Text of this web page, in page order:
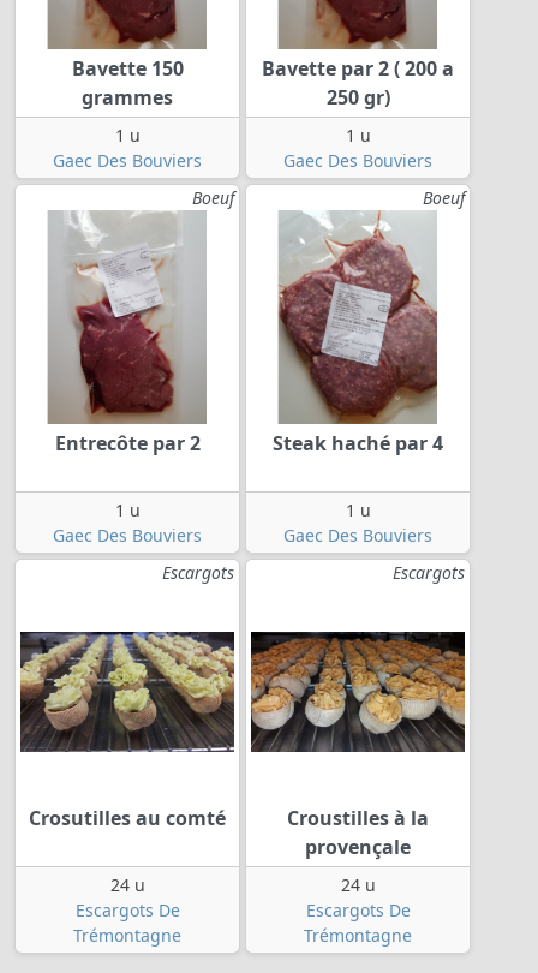
Bavette 150
grammes
1 u
Gaec Des Bouviers
Bavette par 2 ( 200 a
250 gr)
1 u
Gaec Des Bouviers
Boeuf
Entrecôte par 2
1 u
Gaec Des Bouviers
Boeuf
Steak haché par 4
1 u
Gaec Des Bouviers
Escargots
Crosutilles au comté
24 u
Escargots De
Trémontagne
Escargots
Croustilles à la
provençale
24 u
Escargots De
Trémontagne